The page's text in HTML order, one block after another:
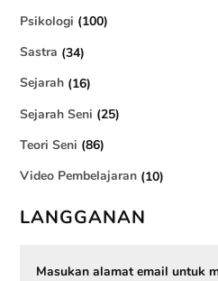
Psikologi (100)
Sastra (34)
Sejarah (16)
Sejarah Seni (25)
Teori Seni (86)
Video Pembelajaran (10)
LANGGANAN
Masukan alamat email untuk